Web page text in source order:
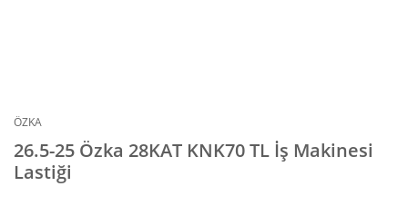
ÖZKA
26.5-25 Özka 28KAT KNK70 TL İş Makinesi
Lastiği